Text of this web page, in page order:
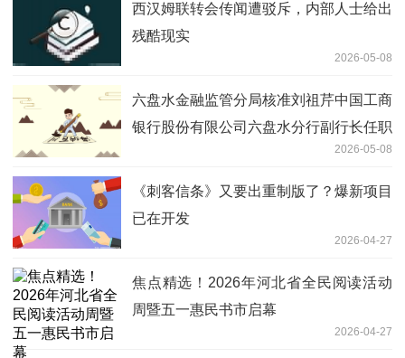
西汉姆联转会传闻遭驳斥，内部人士给出
残酷现实
2026-05-08
六盘水金融监管分局核准刘祖芹中国工商
银行股份有限公司六盘水分行副行长任职
2026-05-08
《刺客信条》又要出重制版了？爆新项目
已在开发
2026-04-27
焦点精选！2026年河北省全民阅读活动
周暨五一惠民书市启幕
2026-04-27